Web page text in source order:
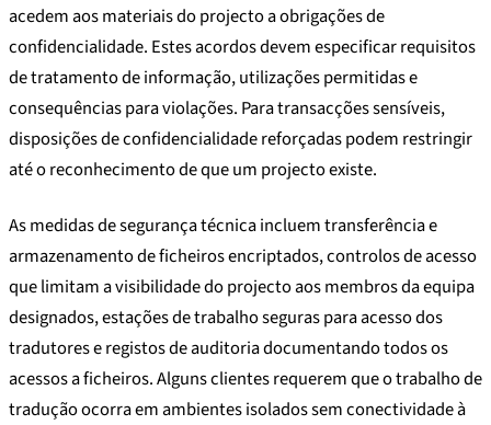
acedem aos materiais do projecto a obrigações de
confidencialidade. Estes acordos devem especificar requisitos
de tratamento de informação, utilizações permitidas e
consequências para violações. Para transacções sensíveis,
disposições de confidencialidade reforçadas podem restringir
até o reconhecimento de que um projecto existe.
As medidas de segurança técnica incluem transferência e
armazenamento de ficheiros encriptados, controlos de acesso
que limitam a visibilidade do projecto aos membros da equipa
designados, estações de trabalho seguras para acesso dos
tradutores e registos de auditoria documentando todos os
acessos a ficheiros. Alguns clientes requerem que o trabalho de
tradução ocorra em ambientes isolados sem conectividade à